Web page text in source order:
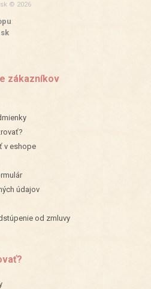
© 2026
:
zákazníkov
v eshope
údajov
od zmluvy